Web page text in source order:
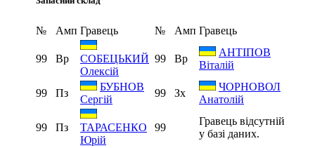
№ Амп Гравець № Амп Гравець
99 Вр
СОБЕЦЬКИЙ
Олексій
99 Вр
АНТІПОВ
Віталій
99 Пз
БУБНОВ
Сергій
99 Зх
ЧОРНОВОЛ
Анатолій
99 Пз
ТАРАСЕНКО
Юрій
99
Гравець відсутній
у базі даних.